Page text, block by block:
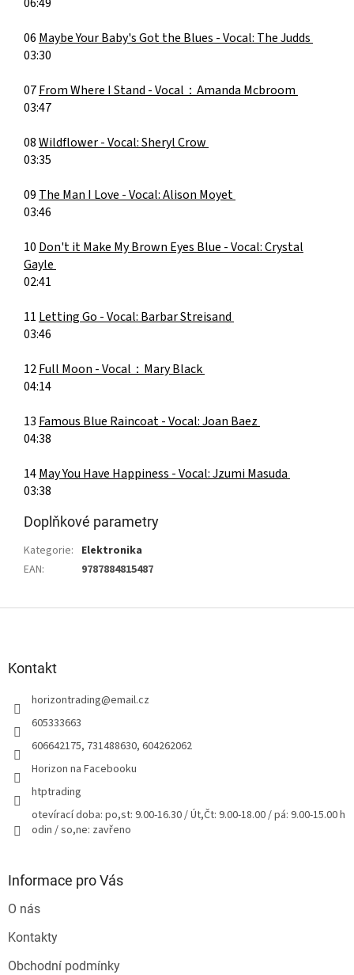
06:49
06Maybe Your Baby's Got the Blues -Vocal: The Judds
03:30
07From Where I Stand -Vocal：Amanda Mcbroom
03:47
08Wildflower -Vocal: Sheryl Crow
03:35
09The Man I Love -Vocal: Alison Moyet
03:46
10Don't it Make My Brown Eyes Blue -Vocal: Crystal
Gayle
02:41
11Letting Go -Vocal: Barbar Streisand
03:46
12Full Moon -Vocal：Mary Black
04:14
13Famous Blue Raincoat -Vocal: Joan Baez
04:38
14May You Have Happiness -Vocal: Jzumi Masuda
03:38
Doplňkové parametry
Kategorie: Elektronika
EAN: 9787884815487
Kontakt
horizontrading@email.cz
605333663
606642175, 731488630, 604262062
Horizon na Facebooku
htptrading
otevírací doba: po,st: 9.00-16.30 / Út,Čt: 9.00-18.00 / pá: 9.00-15.00 h
odin / so,ne: zavřeno
Informace pro Vás
O nás
Kontakty
Obchodní podmínky